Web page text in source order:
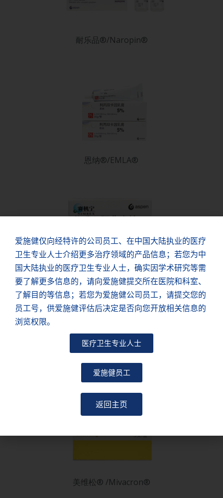
耐乐品®/Naropin®
恩纳®/EMLA®
美维松® /Mivacron®
爱施健仅向经特许的公司员工、在中国大陆执业的医疗
卫生专业人士介绍更多治疗领域的产品信息；若您为中
国大陆执业的医疗卫生专业人士，确实因学术研究等需
要了解更多信息的，请向爱施健提交所在医院和科室、
了解目的等信息；若您为爱施健公司员工，请提交您的
员工号，供爱施健评估后决定是否向您开放相关信息的
浏览权限。
医疗卫生专业人士
爱施健员工
返回主页